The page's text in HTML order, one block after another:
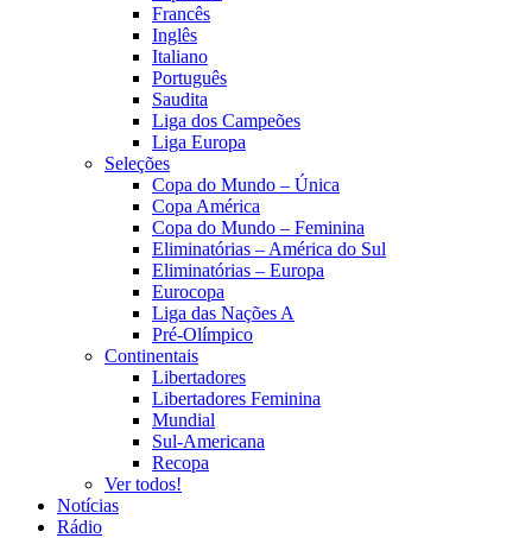
Francês
Inglês
Italiano
Português
Saudita
Liga dos Campeões
Liga Europa
Seleções
Copa do Mundo – Única
Copa América
Copa do Mundo – Feminina
Eliminatórias – América do Sul
Eliminatórias – Europa
Eurocopa
Liga das Nações A
Pré-Olímpico
Continentais
Libertadores
Libertadores Feminina
Mundial
Sul-Americana
Recopa
Ver todos!
Notícias
Rádio